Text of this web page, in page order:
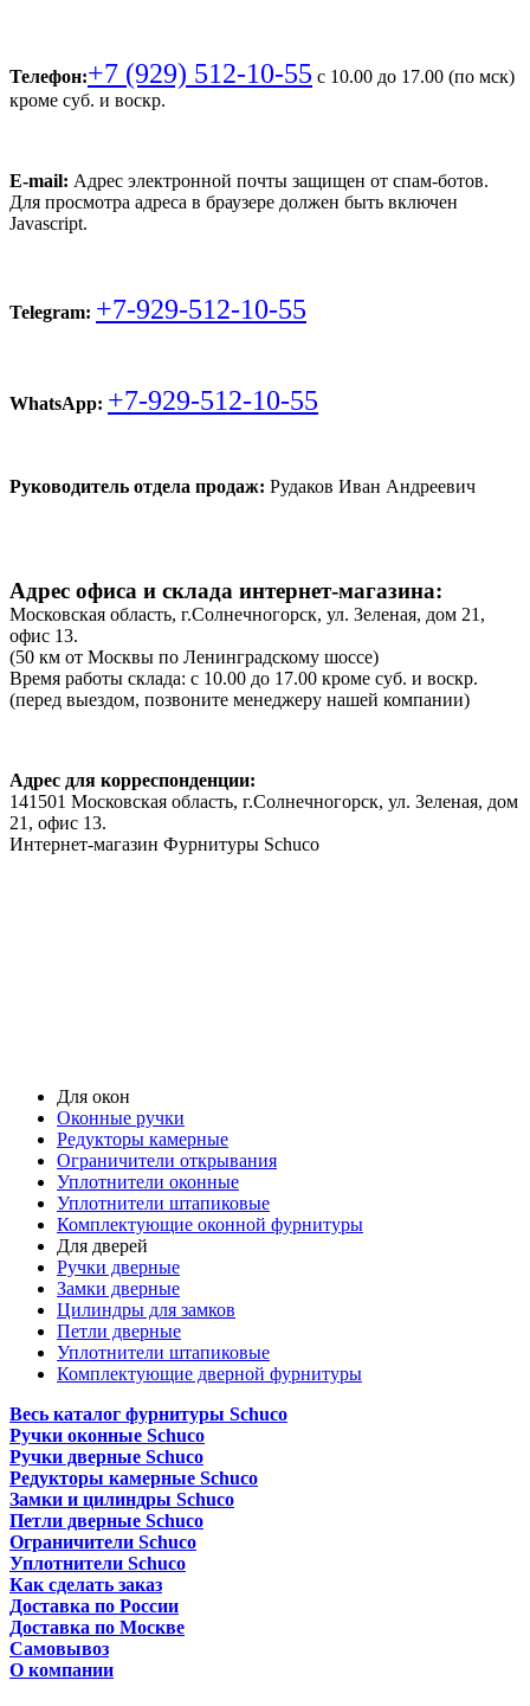
Телефон:+7 (929) 512-10-55 с 10.00 до 17.00 (по мск)
кроме суб. и воскр.
E-mail: Адрес электронной почты защищен от спам-ботов.
Для просмотра адреса в браузере должен быть включен
Javascript.
Telegram: +7-929-512-10-55
WhatsApp: +7-929-512-10-55
Руководитель отдела продаж: Рудаков Иван Андреевич
Адрес офиса и склада интернет-магазина:
Московская область, г.Солнечногорск, ул. Зеленая, дом 21,
офис 13.
(50 км от Москвы по Ленинградскому шоссе)
Время работы склада: с 10.00 до 17.00 кроме суб. и воскр.
(перед выездом, позвоните менеджеру нашей компании)
Адрес для корреспонденции:
141501 Московская область, г.Солнечногорск, ул. Зеленая, дом
21, офис 13.
Интернет-магазин Фурнитуры Schuco
Для окон
Оконные ручки
Редукторы камерные
Ограничители открывания
Уплотнители оконные
Уплотнители штапиковые
Комплектующие оконной фурнитуры
Для дверей
Ручки дверные
Замки дверные
Цилиндры для замков
Петли дверные
Уплотнители штапиковые
Комплектующие дверной фурнитуры
Весь каталог фурнитуры Schuco
Ручки оконные Schuco
Ручки дверные Schuco
Редукторы камерные Schuco
Замки и цилиндры Schuco
Петли дверные Schuco
Ограничители Schuco
Уплотнители Schuco
Как сделать заказ
Доставка по России
Доставка по Москве
Самовывоз
О компании